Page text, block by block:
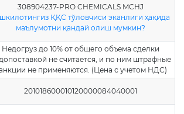
308904237-PRO CHEMICAL`S MCHJ
ҚҚС тўловчиси эканлиги ҳақида
маълумотни қандай олиш мумкин?
Недогруз до 10% от общего объема сделки
не считается, и по ним штрафные
не применяются. (Цена с учетом НДС)
201018600010120000084040001